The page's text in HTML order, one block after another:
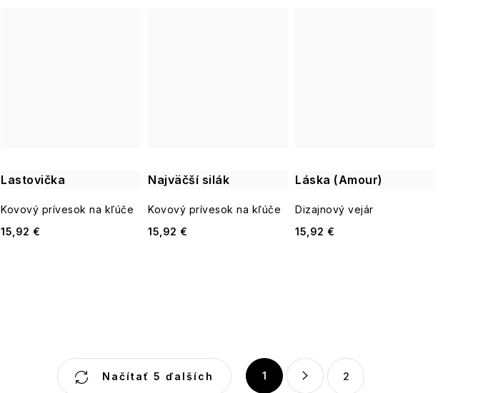
Lastovička
Kovový prívesok na kľúče
15,92 €
Najväčší silák
Kovový prívesok na kľúče
15,92 €
Láska (Amour)
Dizajnový vejár
15,92 €
Načítať 5 ďalších
S
t
1 2